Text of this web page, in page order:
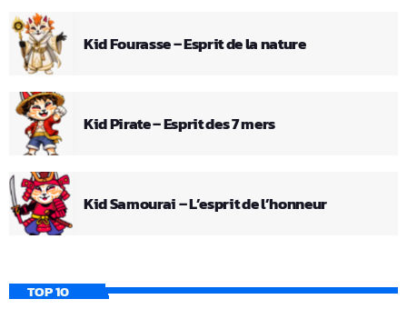
Kid Fourasse – Esprit de la nature
Kid Pirate – Esprit des 7 mers
Kid Samourai – L’esprit de l’honneur
TOP 10